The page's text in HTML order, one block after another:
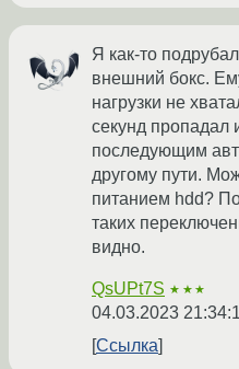
Я как-то
внешний бокс.
нагрузки не
секунд пропадал
последующим
другому пути.
питанием hdd?
таких
видно.
QsUPt7S ★★★
04.03.2023
Ссылка